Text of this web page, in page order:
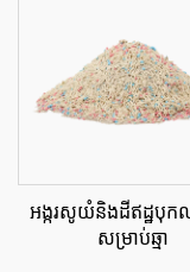
អង្ករសូយំនិងដីឥដ្ឋបុកល
សម្រាប់ឆ្មា